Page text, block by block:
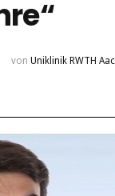
von Uniklinik RWTH